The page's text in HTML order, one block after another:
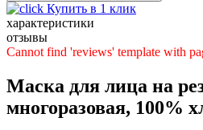
Купить в 1 клик
характеристики
отзывы
Cannot find 'reviews' template with
Маска для лица на
многоразовая, 100%